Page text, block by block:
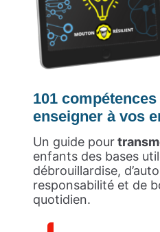
101 compétences
enseigner à vos
Un guide pour
enfants des bases
débrouillardise,
responsabilité et de
quotidien.